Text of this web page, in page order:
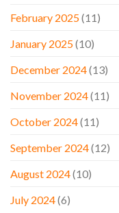
February 2025(11)
January 2025(10)
December 2024(13)
November 2024(11)
October 2024(11)
September 2024(12)
August 2024(10)
July 2024(6)